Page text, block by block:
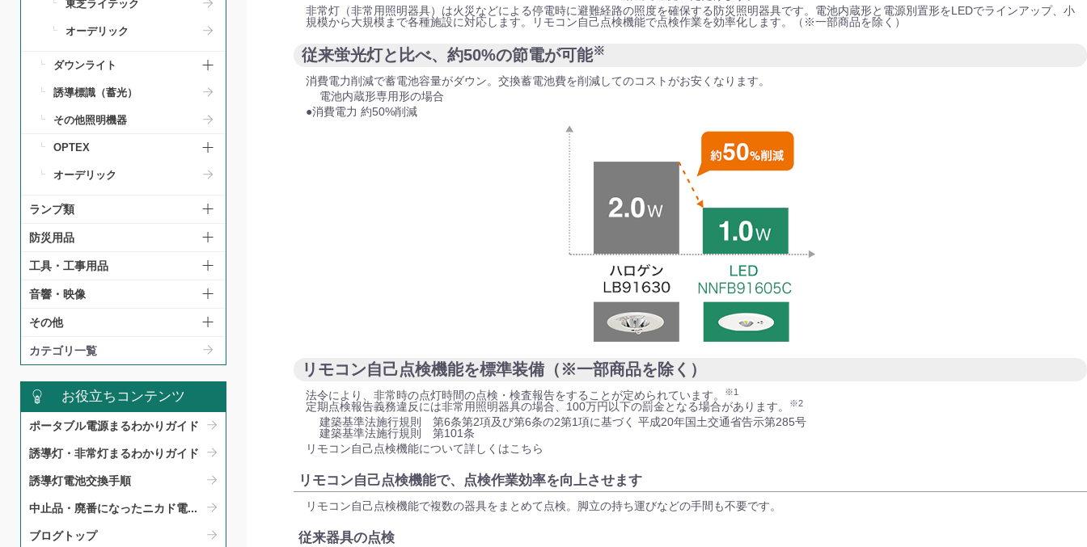
東芝ライテック
オーデリック
ダウンライト
誘導標識（蓄光）
その他照明機器
OPTEX
オーデリック
ランプ類
防災用品
工具・工事用品
音響・映像
その他
カテゴリ一覧
お役立ちコンテンツ
ポータブル電源まるわかりガイド​
誘導灯・非常灯まるわかりガイド​
誘導灯電池交換手順​
中止品・廃番になったニカド電...
ブログトップ
非常灯（非常用照明器具）は火災などによる停電時に避難経路の照度を確保する防災照明器具です。電池内蔵形と電源別置形をLEDでラインアップ、小
規模から大規模まで各種施設に対応します。リモコン自己点検機能で点検作業を効率化します。（※一部商品を除く）
従来蛍光灯と比べ、約50%の節電が可能※
消費電力削減で蓄電池容量がダウン。交換蓄電池費を削減してのコストがお安くなります。
電池内蔵形専用形の場合
●消費電力 約50%削減
リモコン自己点検機能を標準装備（※一部商品を除く）
法令により、非常時の点灯時間の点検・検査報告をすることが定められています。 ※1
定期点検報告義務違反には非常用照明器具の場合、100万円以下の罰金となる場合があります。 ※2
建築基準法施行規則 第6条第2項及び第6条の2第1項に基づく 平成20年国土交通省告示第285号
建築基準法施行規則 第101条
リモコン自己点検機能について詳しくはこちら
リモコン自己点検機能で、点検作業効率を向上させます
リモコン自己点検機能で複数の器具をまとめて点検。脚立の持ち運びなどの手間も不要です。
従来器具の点検